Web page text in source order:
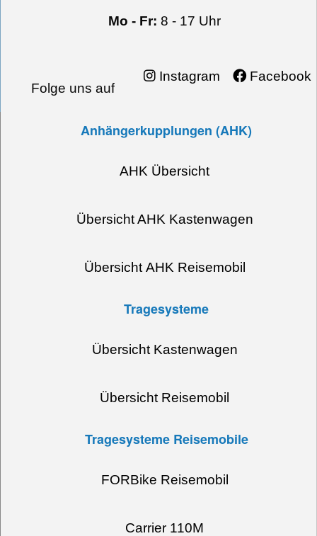
Mo - Fr: 8 - 17 Uhr
Folge uns auf
Instagram Facebook
Anhängerkupplungen (AHK)
AHK Übersicht
Übersicht AHK Kastenwagen
Übersicht AHK Reisemobil
Tragesysteme
Übersicht Kastenwagen
Übersicht Reisemobil
Tragesysteme Reisemobile
FORBike Reisemobil
Carrier 110M